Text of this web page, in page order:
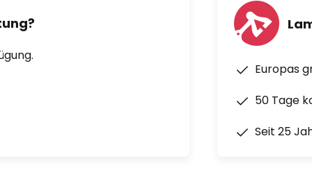
schafft es diese Wandlampe bereits
Trend zu sein.
Europas
50 Tage
Seit 25